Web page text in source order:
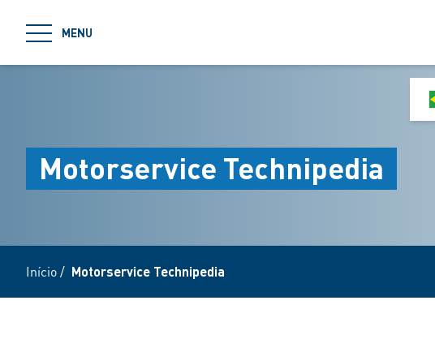
MENU
Motorservice Technipedia
Início/ Motorservice Technipedia